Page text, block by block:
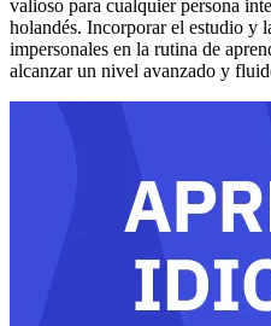
valioso para cualquier persona
holandés. Incorporar el estudio y
impersonales en la rutina de
alcanzar un nivel avanzado y